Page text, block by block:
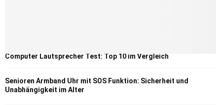
Computer Lautsprecher Test: Top 10 im Vergleich
Senioren Armband Uhr mit SOS Funktion: Sicherheit und
Unabhängigkeit im Alter